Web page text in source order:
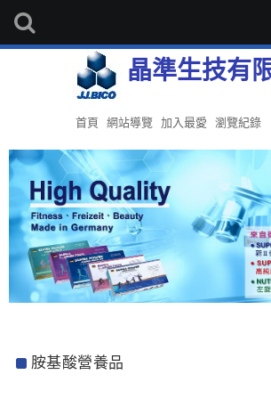
晶準生技有
首頁 網站導覽 加入最愛 瀏覽紀錄
胺基酸營養品